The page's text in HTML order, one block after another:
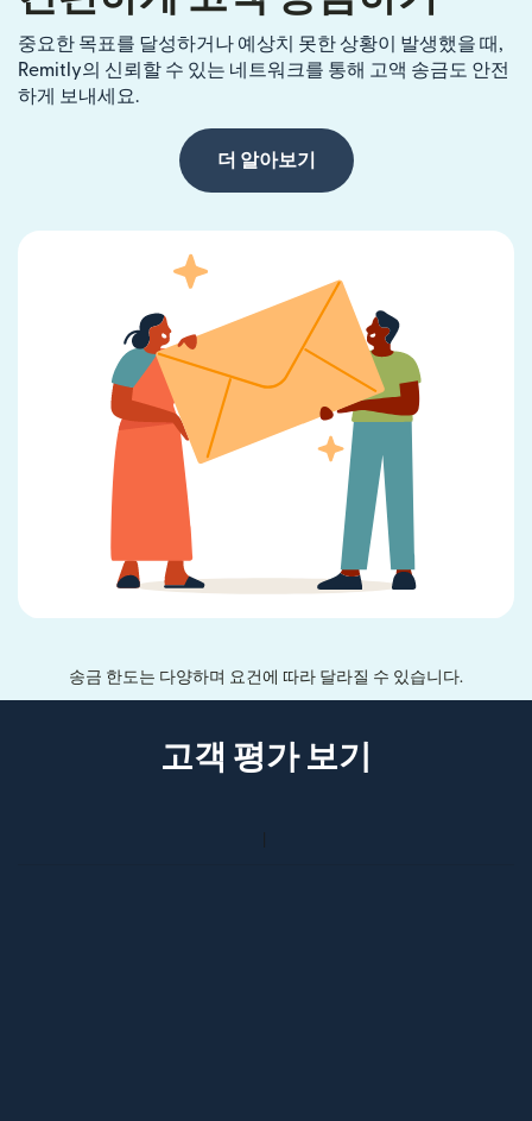
중요한 목표를 달성하거나 예상치 못한 상황이 발생했을 때,
Remitly의 신뢰할 수 있는 네트워크를 통해 고액 송금도 안전
하게 보내세요.
더 알아보기
송금 한도는 다양하며 요건에 따라 달라질 수 있습니다.
고객 평가 보기